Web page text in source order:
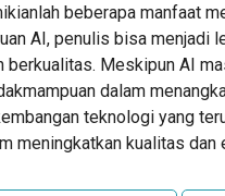
beberapa manfaat
AI, penulis bisa menjadi
berkualitas. Meskipun AI
dalam
teknologi yang
meningkatkan kualitas